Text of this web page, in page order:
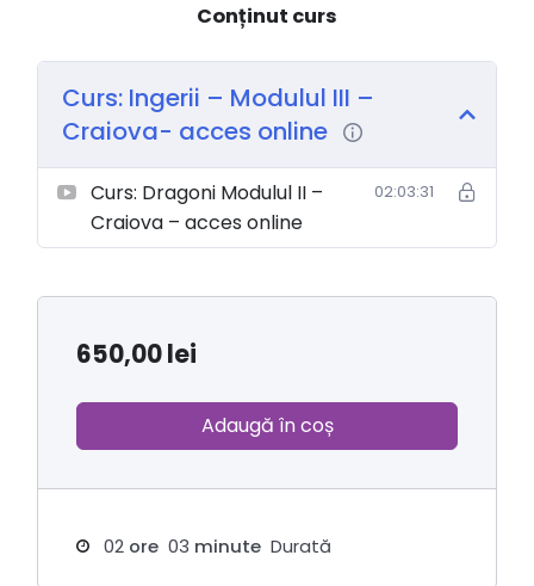
Conținut curs
Curs: Ingerii – Modulul III –
Craiova- acces online
Curs: Dragoni Modulul II –
Craiova – acces online
02:03:31
650,00lei
Adaugă în coș
02 ore 03 minute Durată